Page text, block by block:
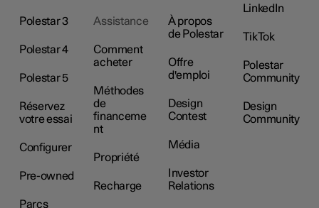
Polestar 3
Polestar 4
Polestar 5
Réservez
votre essai
Configurer
Pre-owned
Parcs
Assistance
Comment
acheter
Méthodes
de
financeme
nt
Propriété
Recharge
À propos
de Polestar
Offre
d'emploi
Design
Contest
Média
Investor
Relations
LinkedIn
TikTok
Polestar
Community
Design
Community